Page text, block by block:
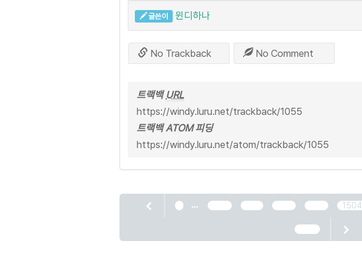
글쓴이 윈디하나
No Trackback No Comment
트랙백 URL
https://windy.luru.net/trackback/1055
트랙백 ATOM 피딩
https://windy.luru.net/atom/trackback/1055
... 1504